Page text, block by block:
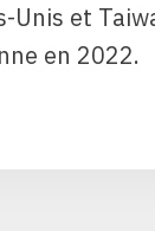
et
en 2022.